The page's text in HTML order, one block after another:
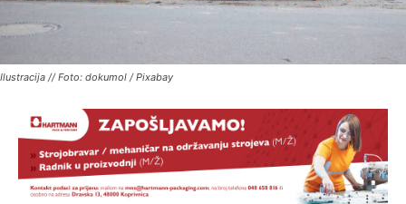
Ilustracija // Foto: dokumol / Pixabay